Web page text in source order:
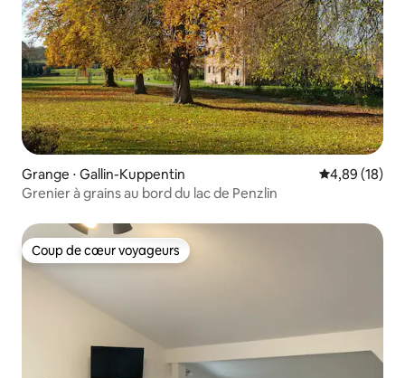
Grange ⋅ Gallin-Kuppentin Évaluation
4,89 (18)
Grenier à grains au bord du lac de Penzlin
Coup de cœur voyageurs
Coup de cœur voyageurs